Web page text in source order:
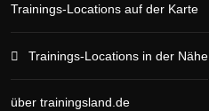
Trainings-Locations auf der Karte
Trainings-Locations in der Nähe
über trainingsland.de